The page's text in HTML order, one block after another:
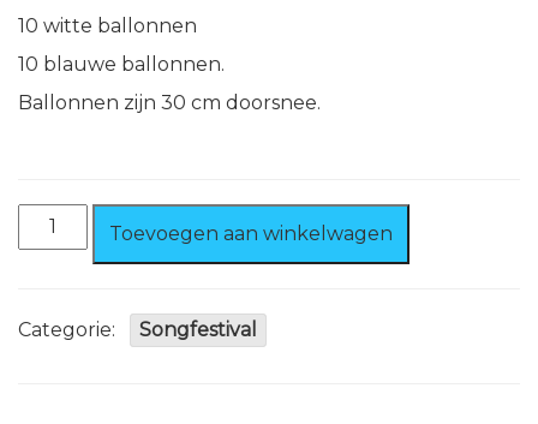
10 witte ballonnen
10 blauwe ballonnen.
Ballonnen zijn 30 cm doorsnee.
Ballonnen
30
stuks
Toevoegen aan winkelwagen
Categorie: Songfestival